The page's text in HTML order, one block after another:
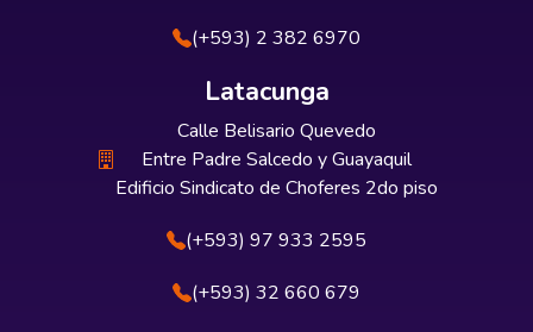
(+593) 2 382 6970
Latacunga
Calle Belisario Quevedo
Entre Padre Salcedo y Guayaquil
Edificio Sindicato de Choferes 2do piso
(+593) 97 933 2595
(+593) 32 660 679